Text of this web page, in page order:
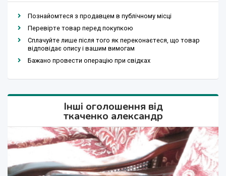
Познайомтеся з продавцем в публічному місці
Перевірте товар перед покупкою
Сплачуйте лише після того як переконаєтеся, що товар
відповідає опису і вашим вимогам
Бажано провести операцію при свідках
Інші оголошення від
ткаченко александр